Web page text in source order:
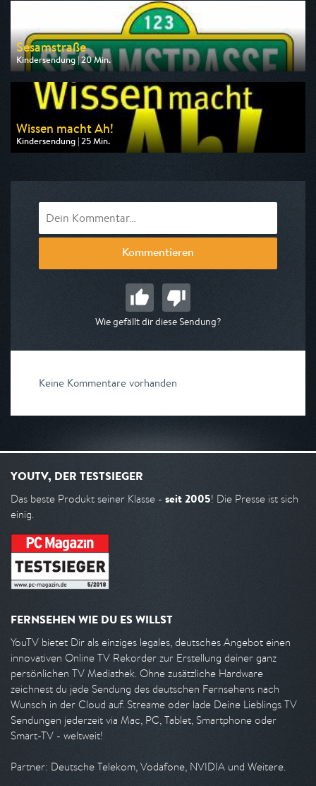
Sesamstraße
Kindersendung | 20 Min.
Ausgestrahlt von KiKA
am 07.08.2026, 07:45
Wissen macht Ah!
Kindersendung | 25 Min.
Ausgestrahlt von ARD alpha
Kommentieren
Wie gefällt dir diese Sendung?
Keine Kommentare vorhanden
YOUTV, DER TESTSIEGER
Das beste Produkt seiner Klasse - seit 2005! Die Presse ist sich
einig.
FERNSEHEN WIE DU ES WILLST
YouTV bietet Dir als einziges legales, deutsches Angebot einen
innovativen Online TV Rekorder zur Erstellung deiner ganz
persönlichen TV Mediathek. Ohne zusätzliche Hardware
zeichnest du jede Sendung des deutschen Fernsehens nach
Wunsch in der Cloud auf. Streame oder lade Deine Lieblings TV
Sendungen jederzeit via Mac, PC, Tablet, Smartphone oder
Smart-TV - weltweit!
Partner: Deutsche Telekom, Vodafone, NVIDIA und Weitere.